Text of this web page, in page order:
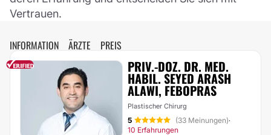
Vertrauen.
INFORMATION ÄRZTE PREIS
PRIV.-DOZ. DR. MED.
HABIL. SEYED ARASH
ALAWI, FEBOPRAS
Plastischer Chirurg
5 (33 Meinungen)·
10 Erfahrungen